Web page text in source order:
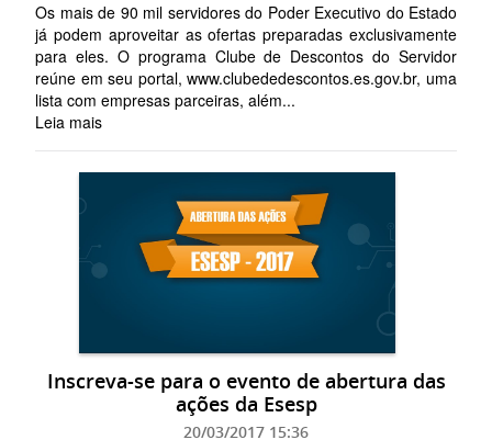
Os mais de 90 mil servidores do Poder Executivo do Estado
já podem aproveitar as ofertas preparadas exclusivamente
para eles. O programa Clube de Descontos do Servidor
reúne em seu portal, www.clubededescontos.es.gov.br, uma
lista com empresas parceiras, além...
Leia mais
Inscreva-se para o evento de abertura das
ações da Esesp
20/03/2017 15:36